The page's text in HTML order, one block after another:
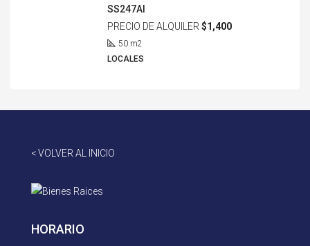
SS247AI
PRECIO DE ALQUILER $1,400
50 m2
LOCALES
< VOLVER AL INICIO
HORARIO